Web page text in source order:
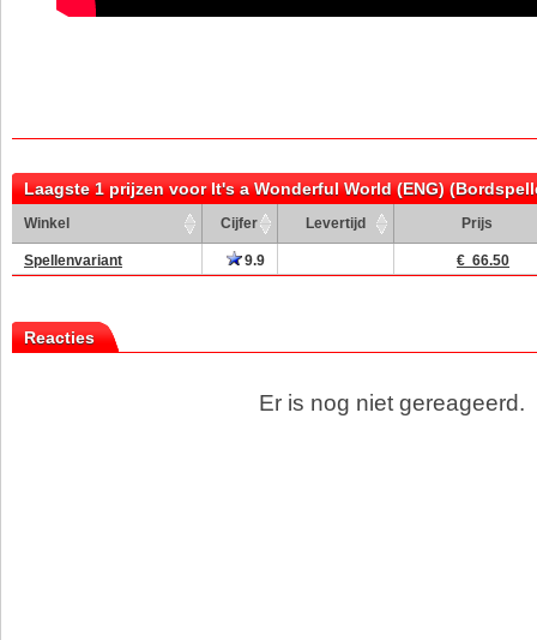
Laagste 1 prijzen voor It's a Wonderful World (ENG)
Winkel Cijfer Levertijd Prijs
Spellenvariant 9.9 € 66.50
Reacties
Er is nog niet gereageerd.